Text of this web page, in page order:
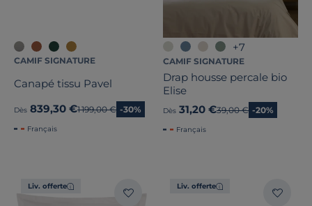
CAMIF SIGNATURE
Canapé tissu Pavel
Dès 839,30 €Ancien prix
1 199,00 € -30%
Français
+7
CAMIF SIGNATURE
Drap housse percale bio
Elise
Dès 31,20 €Ancien prix
39,00 € -20%
Français
Liv. offerte Liv. offerte